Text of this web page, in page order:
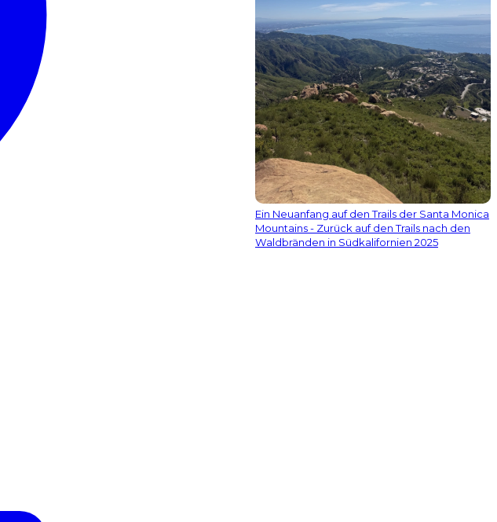
Ein Neuanfang auf den Trails der Santa Monica
Mountains - Zurück auf den Trails nach den
Waldbränden in Südkalifornien 2025